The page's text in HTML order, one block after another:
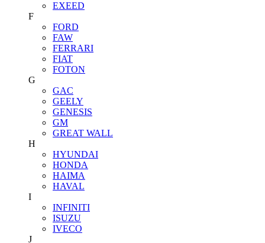
EXEED
F
FORD
FAW
FERRARI
FIAT
FOTON
G
GAC
GEELY
GENESIS
GM
GREAT WALL
H
HYUNDAI
HONDA
HAIMA
HAVAL
I
INFINITI
ISUZU
IVECO
J